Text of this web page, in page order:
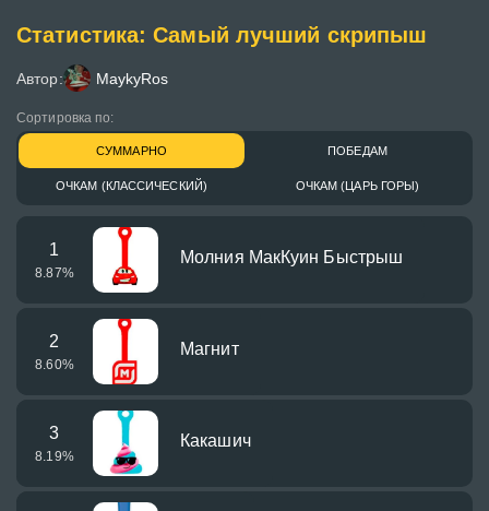
Статистика: Самый лучший скрипыш
Автор: MaykyRos
Сортировка по:
СУММАРНО ПОБЕДАМ
ОЧКАМ (КЛАССИЧЕСКИЙ) ОЧКАМ (ЦАРЬ ГОРЫ)
1
8.87%
Молния МакКуин Быстрыш
2
8.60%
Магнит
3
8.19%
Какашич